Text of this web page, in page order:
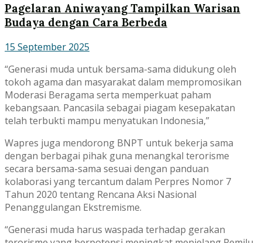
Pagelaran Aniwayang Tampilkan Warisan
Budaya dengan Cara Berbeda
15 September 2025
“Generasi muda untuk bersama-sama didukung oleh
tokoh agama dan masyarakat dalam mempromosikan
Moderasi Beragama serta memperkuat paham
kebangsaan. Pancasila sebagai piagam kesepakatan
telah terbukti mampu menyatukan Indonesia,”
Wapres juga mendorong BNPT untuk bekerja sama
dengan berbagai pihak guna menangkal terorisme
secara bersama-sama sesuai dengan panduan
kolaborasi yang tercantum dalam Perpres Nomor 7
Tahun 2020 tentang Rencana Aksi Nasional
Penanggulangan Ekstremisme.
“Generasi muda harus waspada terhadap gerakan